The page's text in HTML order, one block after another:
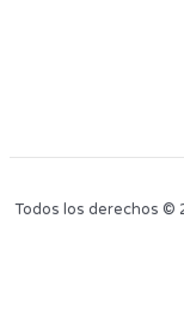
Todos los derechos ©